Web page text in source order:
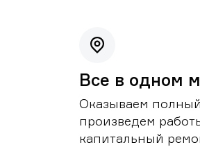
Все в одном
Оказываем
произведем
капитальный